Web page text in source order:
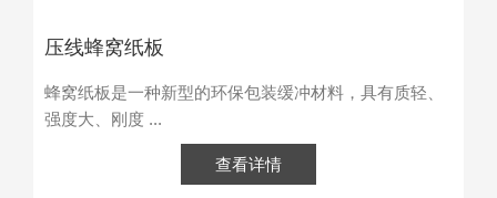
压线蜂窝纸板
蜂窝纸板是一种新型的环保包装缓冲材料，具有质轻、
强度大、刚度 ...
查看详情